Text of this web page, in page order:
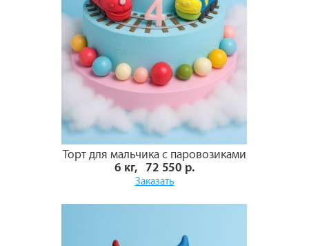
Торт для мальчика с паровозиками
6 кг, 72 550 р.
Заказать